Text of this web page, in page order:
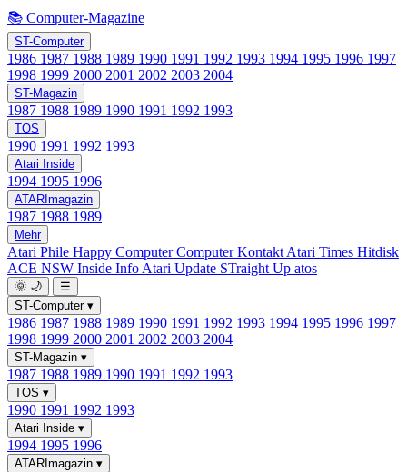
📚 Computer-Magazine
ST-Computer
1986 1987 1988 1989 1990 1991 1992 1993 1994 1995 1996 1997
1998 1999 2000 2001 2002 2003 2004
ST-Magazin
1987 1988 1989 1990 1991 1992 1993
TOS
1990 1991 1992 1993
Atari Inside
1994 1995 1996
ATARImagazin
1987 1988 1989
Mehr
Atari Phile Happy ComputerComputer Kontakt Atari Times Hitdisk
ACE NSW Inside Info Atari Update STraight Up atos
🌞 🌙
☰
ST-Computer ▾
1986 1987 1988 1989 1990 1991 1992 1993 1994 1995 1996 1997
1998 1999 2000 2001 2002 2003 2004
ST-Magazin ▾
1987 1988 1989 1990 1991 1992 1993
TOS ▾
1990 1991 1992 1993
Atari Inside ▾
1994 1995 1996
ATARImagazin ▾